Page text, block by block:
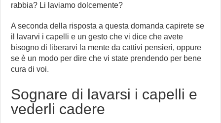
rabbia? Li laviamo dolcemente?
A seconda della risposta a questa domanda capirete se
il lavarvi i capelli e un gesto che vi dice che avete
bisogno di liberarvi la mente da cattivi pensieri, oppure
se è un modo per dire che vi state prendendo per bene
cura di voi.
Sognare di lavarsi i capelli e
vederli cadere